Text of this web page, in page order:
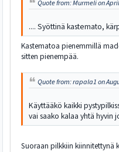
Quote from: Murmeli on
.... Syöttinä kastemato,
Kastematoa pienemmillä
sitten pienempää.
Quote from: rapala1 on
Käyttääkö kaikki
vai saako kalaa yhtä hyvin
Suoraan pilkkiin kiinnitettynä